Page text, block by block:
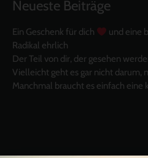
Neueste Beiträge
Ein Geschenk für dich
und eine
Radikal ehrlich
Der Teil von dir, der gesehen
Vielleicht geht es gar nicht darum,
Manchmal braucht es einfach eine